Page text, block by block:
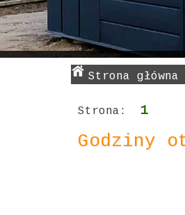
Strona główna
Strona: 1
Godziny